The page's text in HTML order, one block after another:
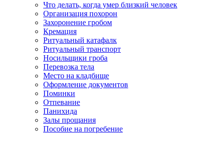
Что делать, когда умер близкий человек
Организация похорон
Захоронение гробом
Кремация
Ритуальный катафалк
Ритуальный транспорт
Носильщики гроба
Перевозка тела
Место на кладбище
Оформление документов
Поминки
Отпевание
Панихида
Залы прощания
Пособие на погребение